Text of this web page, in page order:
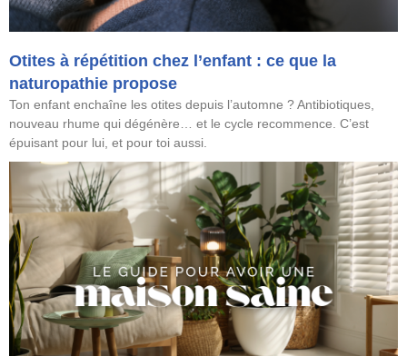
Otites à répétition chez l’enfant : ce que la
naturopathie propose
Ton enfant enchaîne les otites depuis l’automne ? Antibiotiques,
nouveau rhume qui dégénère… et le cycle recommence. C’est
épuisant pour lui, et pour toi aussi.